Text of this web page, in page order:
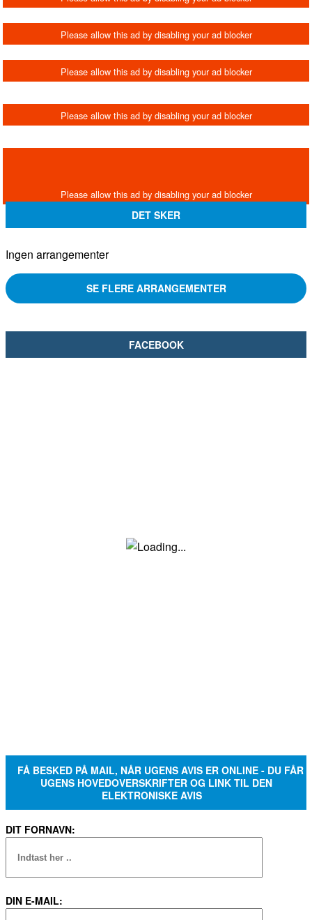
DET SKER
Ingen arrangementer
SE FLERE ARRANGEMENTER
FACEBOOK
FÅ BESKED PÅ MAIL, NÅR UGENS AVIS ER ONLINE - DU FÅR
UGENS HOVEDOVERSKRIFTER OG LINK TIL DEN
ELEKTRONISKE AVIS
DIT FORNAVN:
DIN E-MAIL: